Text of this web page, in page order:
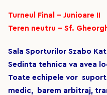
Turneul Final - Junioare II
Teren neutru - Sf.
Sala Sporturilor Szabo
Sedinta tehnica va avea
Toate echipele vor
medic, barem arbitraj,